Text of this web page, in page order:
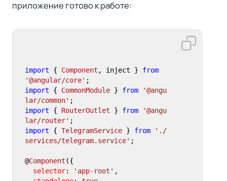
приложение готово к работе:
import { Component , inject } from
'@angular/core'
import { CommonModule } from
'@angu
lar/common'
import { RouterOutlet } from
'@angu
lar/router'
import { TelegramService } from
'./
services/telegram.service' ;
@Component ({
selector: 'app-root' ,